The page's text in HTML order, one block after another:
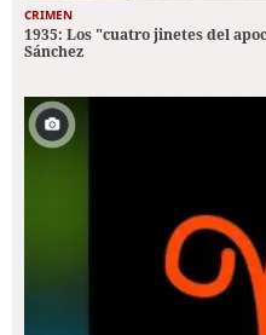
CRIMEN
1935: Los "cuatro jinetes del
Sánchez